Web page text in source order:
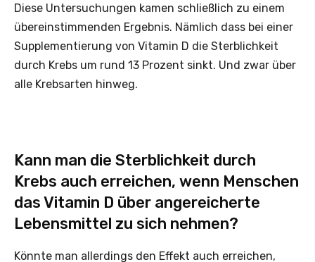
Diese Untersuchungen kamen schließlich zu einem
übereinstimmenden Ergebnis. Nämlich dass bei einer
Supplementierung von Vitamin D die Sterblichkeit
durch Krebs um rund 13 Prozent sinkt. Und zwar über
alle Krebsarten hinweg.
Kann man die Sterblichkeit durch
Krebs auch erreichen, wenn Menschen
das Vitamin D über angereicherte
Lebensmittel zu sich nehmen?
Könnte man allerdings den Effekt auch erreichen,